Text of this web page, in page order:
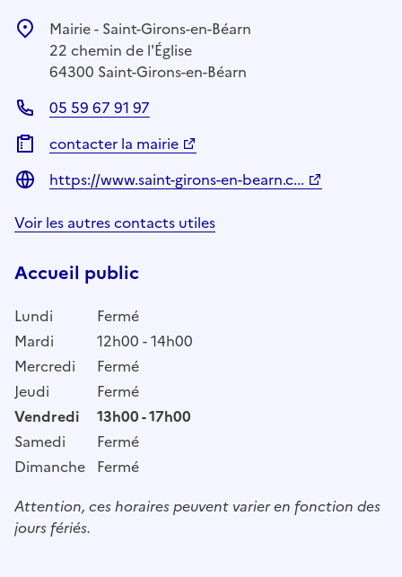
Mairie - Saint-Girons-en-Béarn
22 chemin de l'Église
64300 Saint-Girons-en-Béarn
05 59 67 91 97
contacter la mairie
https://www.saint-girons-en-bearn.c...
Voir les autres contacts utiles
Accueil public
Lundi
Fermé
Mardi
12h00 - 14h00
Mercredi
Fermé
Jeudi
Fermé
Vendredi
13h00 - 17h00
Samedi
Fermé
Dimanche Fermé
Attention, ces horaires peuvent varier en fonction des
jours fériés.